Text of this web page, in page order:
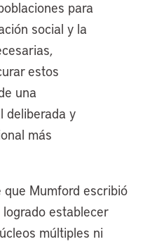
para
social y la
estos
una
deliberada y
más
Mumford escribió
establecer
múltiples ni